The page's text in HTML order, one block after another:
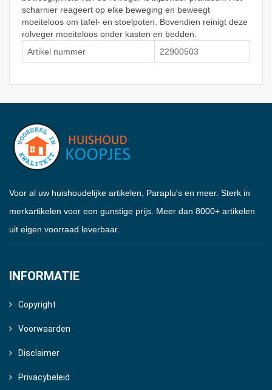
scharnier reageert op elke beweging en beweegt
moeiteloos om tafel- en stoelpoten. Bovendien reinigt deze
rolveger moeiteloos onder kasten en bedden.
Artikel nummer
22900503
Voor al uw huishoudelijke artikelen, Paraplu's en meer. Sterk in
merkartikelen voor een gunstige prijs. Meer dan 8000+ artikelen
uit eigen voorraad leverbaar.
INFORMATIE
Copyright
Voorwaarden
Disclaimer
Privacybeleid